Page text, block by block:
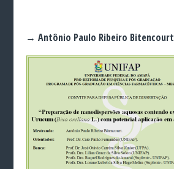
→ Antônio Paulo Ribeiro Bitencourt